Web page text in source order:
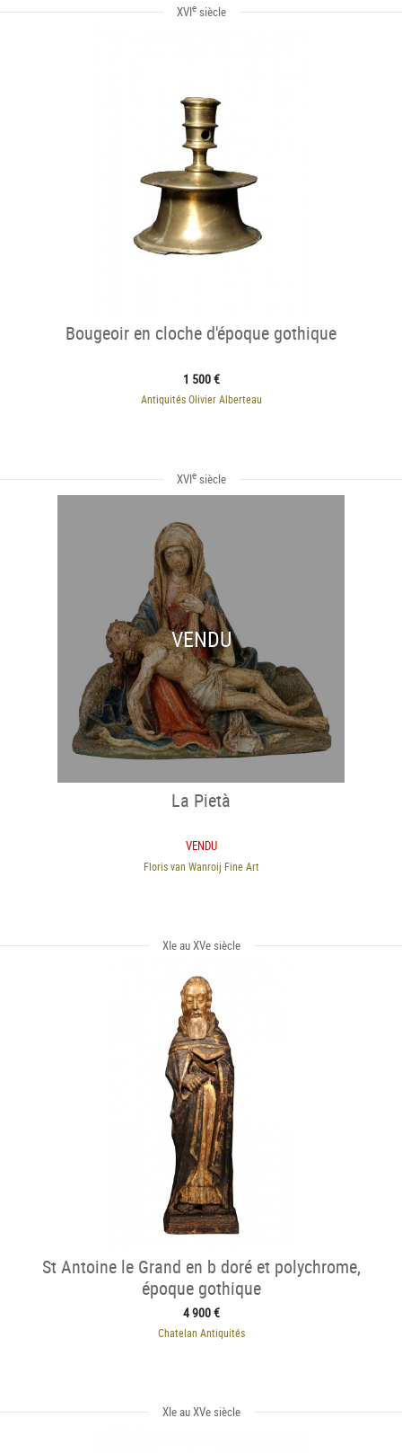
XVIesiècle
Bougeoir en cloche d'époque gothique
1 500 €
Antiquités Olivier Alberteau
XVIesiècle
VENDU
La Pietà
VENDU
Floris van Wanroij Fine Art
XIe au XVe siècle
St Antoine le Grand en b doré et polychrome,
époque gothique
4 900 €
Chatelan Antiquités
XIe au XVe siècle